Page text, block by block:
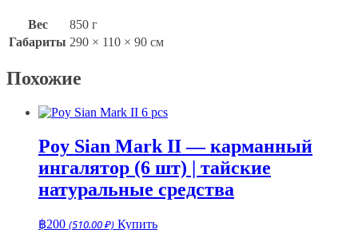
Вес
850 г
Габариты 290 × 110 × 90 см
Похожие
Poy Sian Mark II — карманный
ингалятор (6 шт) | тайские
натуральные средства
฿200 (510.00 ₽) Купить